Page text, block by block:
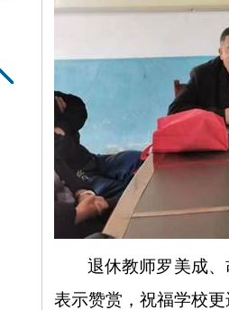
退休教师罗美成
表示赞赏，祝福学校